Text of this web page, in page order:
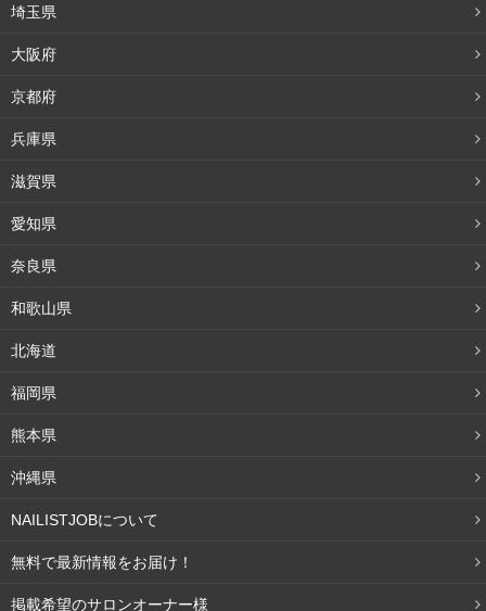
ついて忙しくなります。忙しいと、どうしても自分のこと
にかまう時間が減ってしまいます。
加齢だけでなく、忙しいことも原因で、二重顎やたるみに
気づかず、予防できないまま悩む人が増えるそうです。
ここまでを読んで、20代や30代の方は「私はまだまだ大
て、二重顎や顔のたるみが早まっている可能性がありま
す。
まだまだ若いのに、二重顎や顔のたるみに悩むのは、つら
いですよね。いつまでもきれいな顔のラインを保つために
二重顎に効果的なエクササイズ手順
埼玉県
大阪府
京都府
兵庫県
滋賀県
愛知県
奈良県
和歌山県
北海道
福岡県
熊本県
沖縄県
NAILISTJOBについて
無料で最新情報をお届け！
掲載希望のサロンオーナー様